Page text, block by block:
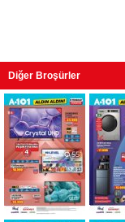
Diğer Broşürler